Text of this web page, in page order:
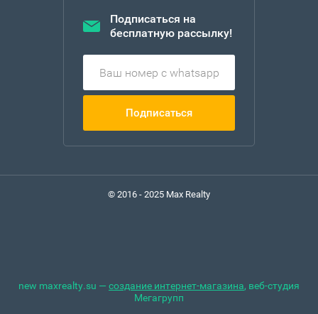
Подписаться на
бесплатную рассылку!
Подписаться
© 2016 - 2025 Max Realty
new maxrealty.su — создание интернет-магазина, веб-студия
Мегагрупп